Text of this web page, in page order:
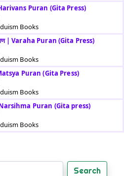
Harivans Puran (Gita Press)
Books
पुराण | Varaha Puran (Gita Press)
Books
Matsya Puran (Gita Press)
Books
Narsihma Puran (Gita press)
Books
Search